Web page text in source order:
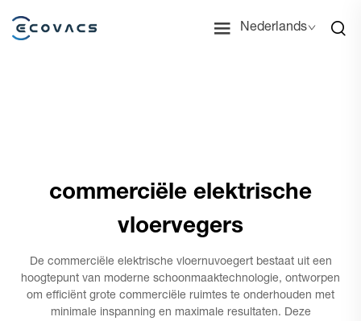
Nederlands
commerciële elektrische
vloervegers
De commerciële elektrische vloernuvoegert bestaat uit een
hoogtepunt van moderne schoonmaaktechnologie, ontworpen
om efficiënt grote commerciële ruimtes te onderhouden met
minimale inspanning en maximale resultaten. Deze